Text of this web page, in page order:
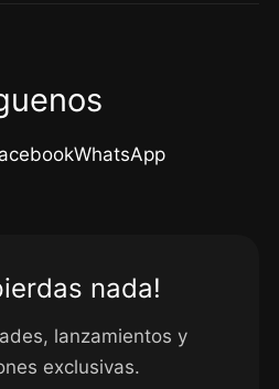
WhatsApp
nada!
lanzamientos y
exclusivas.